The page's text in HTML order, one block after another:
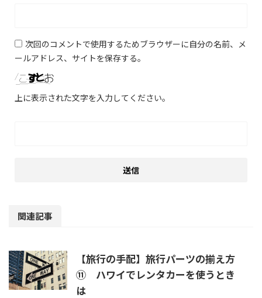
次回のコメントで使用するためブラウザーに自分の名前、メ
ールアドレス、サイトを保存する。
上に表示された文字を入力してください。
関連記事
【旅行の手配】旅行パーツの揃え方
⑪ ハワイでレンタカーを使うとき
は